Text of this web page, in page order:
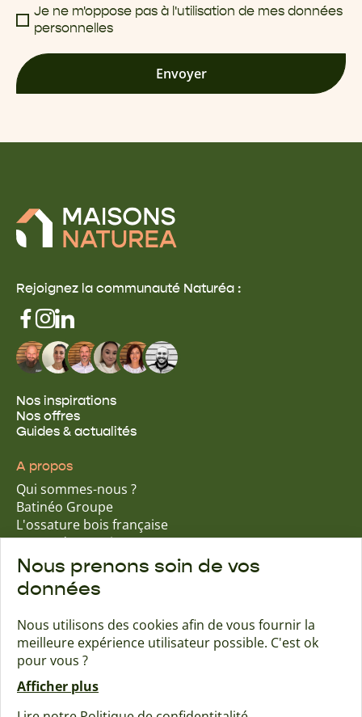
Je ne m'oppose pas à l'utilisation de mes données
personnelles
Envoyer
Rejoignez la communauté Naturéa :
Nos inspirations
Nos offres
Guides & actualités
A propos
Qui sommes-nous ?
Batinéo Groupe
L'ossature bois française
15 ans d'expertise
Nos engagements écologiques
Nos garanties assurantielles
Trouver une agence Contact
Nous prenons soin de vos
données
Nous utilisons des cookies afin de vous fournir la
meilleure expérience utilisateur possible. C'est ok
pour vous ?
Afficher plus